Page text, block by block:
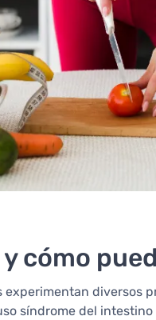
y cómo
experimentan diversos
síndrome del